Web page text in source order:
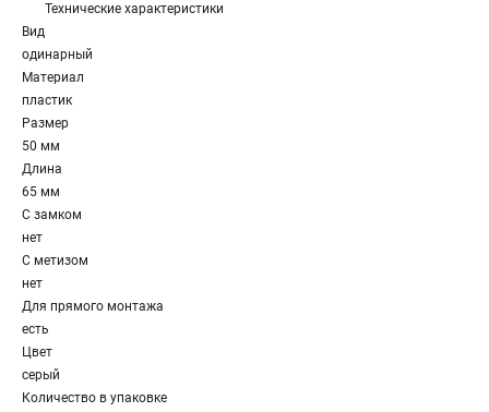
Технические характеристики
Вид
одинарный
Материал
пластик
Размер
50 мм
Длина
65 мм
С замком
нет
С метизом
нет
Для прямого монтажа
есть
Цвет
серый
Количество в упаковке